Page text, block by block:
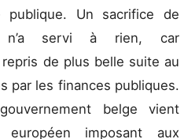
Un sacrifice de
n’a servi à rien, car
de plus belle suite au
par les finances publiques.
belge vient
européen imposant aux